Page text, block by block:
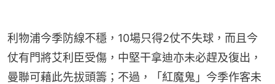
利物浦今季防線不穩，10場只得2仗不失球，而且今
仗有門將艾利臣受傷，中堅干拿迪亦未必趕及復出，
曼聯可藉此先拔頭籌；不過，「紅魔鬼」今季作客未